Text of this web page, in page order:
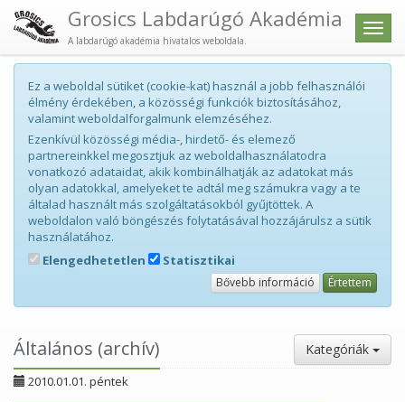
Menü
Grosics Labdarúgó Akadémia
A labdarúgó akadémia hivatalos weboldala.
Ez a weboldal sütiket (cookie-kat) használ a jobb felhasználói
élmény érdekében, a közösségi funkciók biztosításához,
valamint weboldalforgalmunk elemzéséhez.
Ezenkívül közösségi média-, hirdető- és elemező
partnereinkkel megosztjuk az weboldalhasználatodra
vonatkozó adataidat, akik kombinálhatják az adatokat más
olyan adatokkal, amelyeket te adtál meg számukra vagy a te
általad használt más szolgáltatásokból gyűjtöttek. A
weboldalon való böngészés folytatásával hozzájárulsz a sütik
használatához.
Elengedhetetlen
Statisztikai
Bővebb információ Értettem
Általános (archív) Kategóriák
2010.01.01. péntek